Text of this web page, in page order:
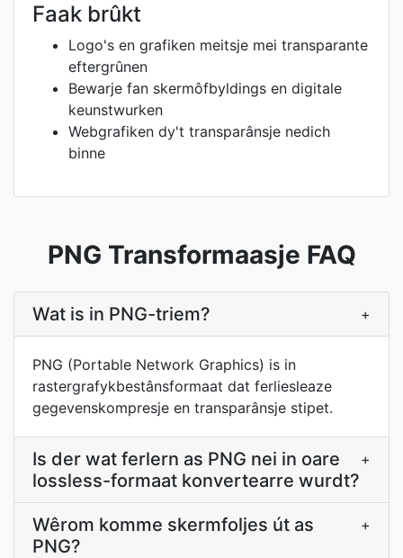
Faak brûkt
Logo's en grafiken meitsje mei transparante
eftergrûnen
Bewarje fan skermôfbyldings en digitale
keunstwurken
Webgrafiken dy't transparânsje nedich
binne
PNG Transformaasje FAQ
Wat is in PNG-triem? +
PNG (Portable Network Graphics) is in
rastergrafykbestânsformaat dat ferliesleaze
gegevenskompresje en transparânsje stipet.
Is der wat ferlern as PNG nei in oare
lossless-formaat konvertearre wurdt?
+
Wêrom komme skermfoljes út as
PNG?
+